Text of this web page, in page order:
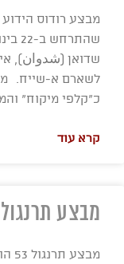
מבצע רודוס
שדואן (شدوان),
לשארם א-שייח.
כ"קלפי מיקוח"
קרא עוד
מבצע תרנגול 53